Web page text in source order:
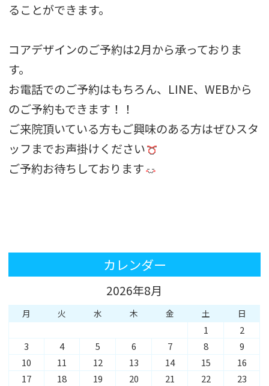
ることができます。
コアデザインのご予約は2月から承っておりま
す。
お電話でのご予約はもちろん、LINE、WEBから
のご予約もできます！！
ご来院頂いている方もご興味のある方はぜひスタ
ッフまでお声掛けください
ご予約お待ちしております
カレンダー
2026年8月
月 火 水 木 金 土 日
1
2
3
4 5 6 7 8
9
10
11 12 13 14 15
16
17
18 19 20 21 22 23